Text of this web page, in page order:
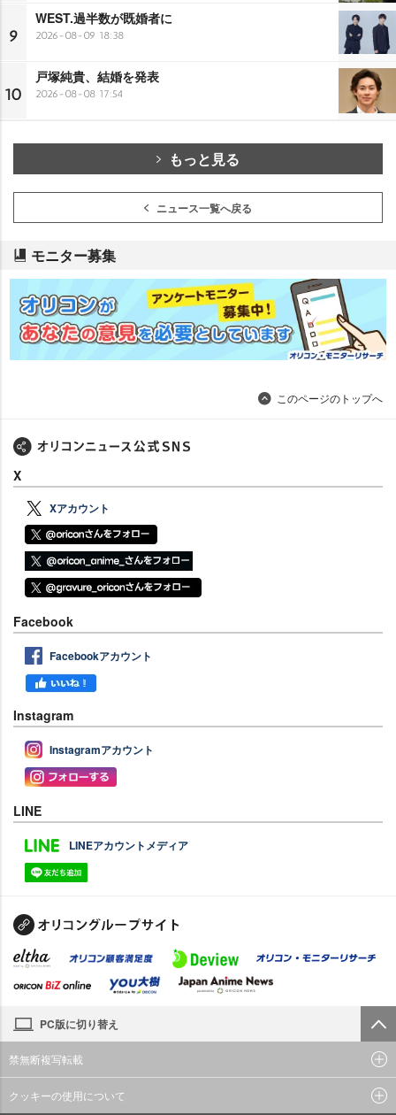
9
WEST.過半数が既婚者に
2026-08-09 18:38
10
戸塚純貴、結婚を発表
2026-08-08 17:54
もっと見る
ニュース一覧へ戻る
モニター募集
このページのトップへ
X
Xアカウント
Facebook
Facebookアカウント
Instagram
Instagramアカウント
LINE
LINEアカウントメディア
PC版に切り替え
禁無断複写転載
クッキーの使用について